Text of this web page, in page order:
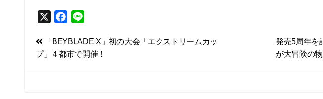
c
e
n
e
投
稿
発売5周年を
が大冒険の
「BEYBLADE X」初の大会「エクストリームカッ
プ」４都市で開催！